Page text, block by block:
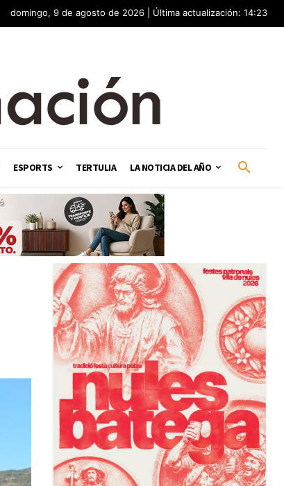
domingo, 9 de agosto de 2026 | Última actualización: 14:23
ESPORTS TERTULIA LA NOTICIA DEL AÑO